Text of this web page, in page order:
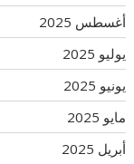
أغسطس 2025
يوليو 2025
يونيو 2025
مايو 2025
أبريل 2025